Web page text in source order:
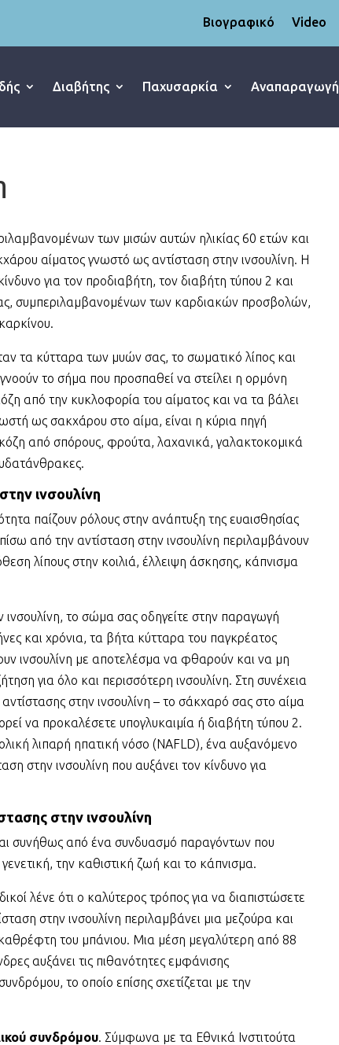
Βιογραφικό Video
Διαβήτης Παχυσαρκία Αναπαραγωγή
των μισών αυτών ηλικίας 60 ετών και
αίματος γνωστό ως αντίσταση στην ινσουλίνη. Η
για τον προδιαβήτη, τον διαβήτη τύπου 2 και
συμπεριλαμβανομένων των καρδιακών προσβολών,
τα κύτταρα των μυών σας, το σωματικό λίπος και
το σήμα που προσπαθεί να στείλει η ορμόνη
από την κυκλοφορία του αίματος και να τα βάλει
ως σακχάρου στο αίμα, είναι η κύρια πηγή
από σπόρους, φρούτα, λαχανικά, γαλακτοκομικά
ινσουλίνη
παίζουν ρόλους στην ανάπτυξη της ευαισθησίας
πίσω από την αντίσταση στην ινσουλίνη περιλαμβάνουν
λίπους στην κοιλιά, έλλειψη άσκησης, κάπνισμα
το σώμα σας οδηγείτε στην παραγωγή
και χρόνια, τα βήτα κύτταρα του παγκρέατος
ινσουλίνη με αποτελέσμα να φθαρούν και να μη
για όλο και περισσότερη ινσουλίνη. Στη συνέχεια
στην ινσουλίνη – το σάκχαρό σας στο αίμα
να προκαλέσετε υπογλυκαιμία ή διαβήτη τύπου 2.
λιπαρή ηπατική νόσο (NAFLD), ένα αυξανόμενο
στην ινσουλίνη που αυξάνει τον κίνδυνο για
στην ινσουλίνη
συνήθως από ένα συνδυασμό παραγόντων που
την καθιστική ζωή και το κάπνισμα.
λένε ότι ο καλύτερος τρόπος για να διαπιστώσετε
στην ινσουλίνη περιλαμβάνει μια μεζούρα και
του μπάνιου. Μια μέση μεγαλύτερη από 88
αυξάνει τις πιθανότητες εμφάνισης
το οποίο επίσης σχετίζεται με την
συνδρόμου . Σύμφωνα με τα Εθνικά Ινστιτούτα